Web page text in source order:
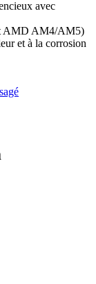
avec
AMD AM4/AM5)
et à la corrosion